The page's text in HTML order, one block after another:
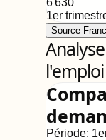
6 630
1er
Source
Période: